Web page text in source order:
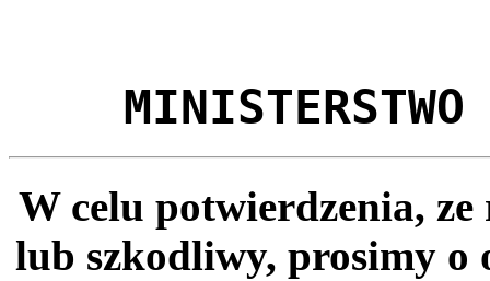
MINISTERSTWO
W celu potwierdzenia,
lub szkodliwy, prosimy o